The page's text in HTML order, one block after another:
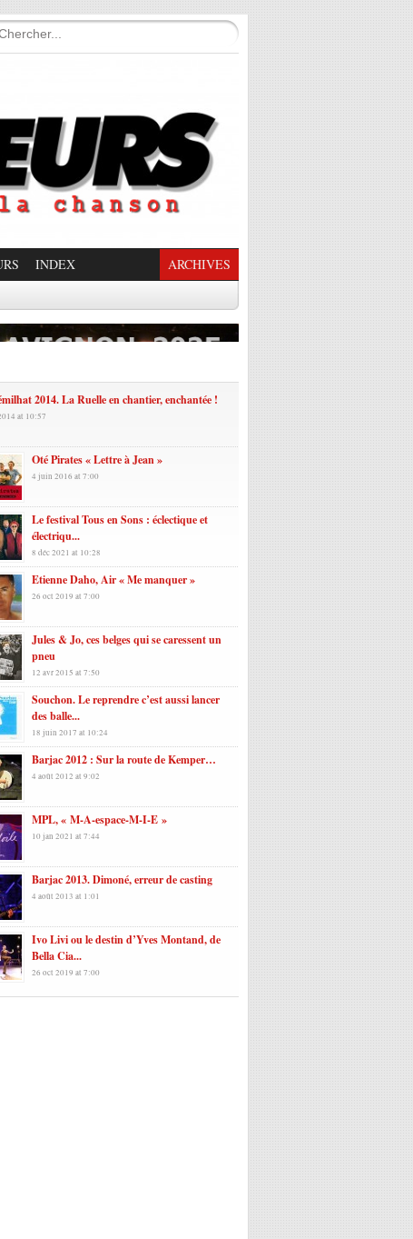
INDEX ARCHIVES
2014. La Ruelle en chantier, enchantée !
at 10:57
Oté Pirates « Lettre à Jean »
4 juin 2016 at 7:00
Le festival Tous en Sons : éclectique et
électriqu...
8 déc 2021 at 10:28
Etienne Daho, Air « Me manquer »
26 oct 2019 at 7:00
Jules & Jo, ces belges qui se caressent un
pneu
12 avr 2015 at 7:50
Souchon. Le reprendre c’est aussi lancer
des balle...
18 juin 2017 at 10:24
Barjac 2012 : Sur la route de Kemper…
4 août 2012 at 9:02
MPL, « M-A-espace-M-I-E »
10 jan 2021 at 7:44
Barjac 2013. Dimoné, erreur de casting
4 août 2013 at 1:01
Ivo Livi ou le destin d’Yves Montand, de
Bella Cia...
26 oct 2019 at 7:00